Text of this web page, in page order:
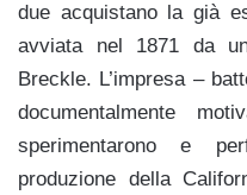
due acquistano la già
avviata nel 1871 da
Breckle. L’impresa –
documentalmente
sperimentarono e
produzione della